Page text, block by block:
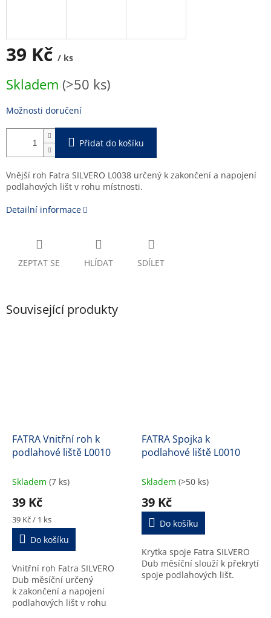
39 Kč / ks
cena:
Skladem (>50 ks)
Možnosti doručení
Přidat do košíku
Vnější roh Fatra SILVERO L0038 určený k zakončení a napojení
podlahových lišt v rohu místnosti.
Detailní informace
ZEPTAT SE HLÍDAT SDÍLET
Související produkty
FATRA Vnitřní roh k
podlahové liště L0010
Skladem (7 ks)
39 Kč
Měrná
cena:
39 Kč / 1 ks
Do košíku
Vnitřní roh Fatra SILVERO
Dub měsíční určený
k zakončení a napojení
podlahových lišt v rohu
FATRA Spojka k
podlahové liště L0010
Skladem (>50 ks)
39 Kč
Do košíku
Krytka spoje Fatra SILVERO
Dub měsíční slouží k překrytí
spoje podlahových lišt.